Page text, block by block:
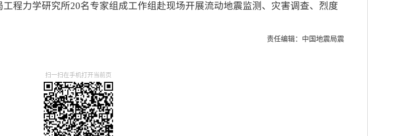
程力学研究所20名专家组成工作组赴现场开展流动地震监测、灾害调查、烈度
责任编辑：中国地震局震
扫一扫在手机打开当前页